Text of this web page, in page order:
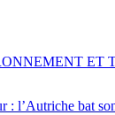
: l’Autriche bat
ET